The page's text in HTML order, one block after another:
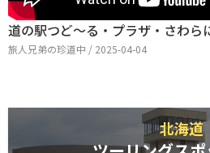
道の駅つど～る・プラザ・さわ
旅人兄弟の珍道中 / 2025-04-04
北海道